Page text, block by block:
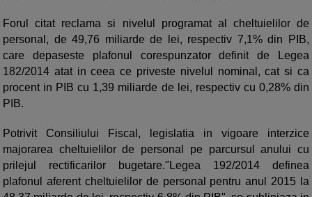
Forul citat reclama si nivelul programat al cheltuielilor de
personal, de 49,76 miliarde de lei, respectiv 7,1% din PIB,
care depaseste plafonul corespunzator definit de Legea
182/2014 atat in ceea ce priveste nivelul nominal, cat si ca
procent in PIB cu 1,39 miliarde de lei, respectiv cu 0,28% din
PIB.
Potrivit Consiliului Fiscal, legislatia in vigoare interzice
majorarea cheltuielilor de personal pe parcursul anului cu
prilejul rectificarilor bugetare."Legea 192/2014 definea
plafonul aferent cheltuielilor de personal pentru anul 2015 la